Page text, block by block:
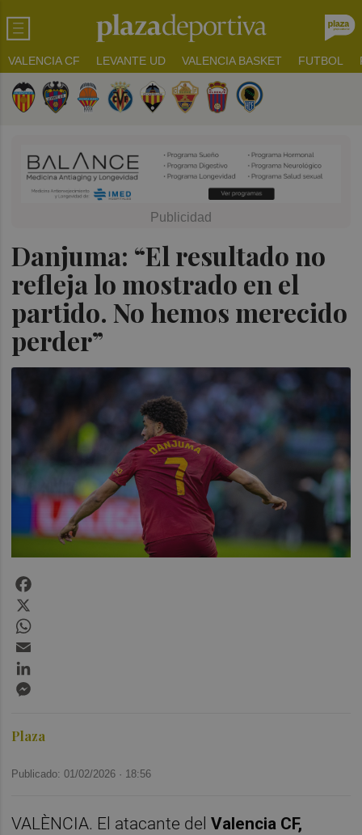
VALENCIA CF LEVANTE UD VALENCIA BASKET FUTBOL
Danjuma: “El resultado no
refleja lo mostrado en el
partido. No hemos merecido
perder”
Plaza
Publicado: 01/02/2026 · 18:56
VALÈNCIA. El atacante delValencia CF,